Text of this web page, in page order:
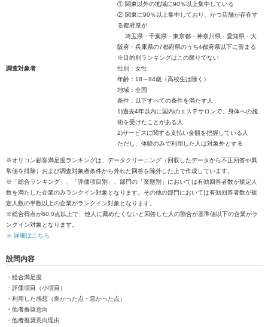
① 関東以外の地域に90％以上集中している
② 関東に90％以上集中しており、かつ店舗が存在す
る都府県が
埼玉県・千葉県・東京都・神奈川県・愛知県・大
阪府・兵庫県の7都府県のうち4都府県以下に留まる
※目的別ランキングはこの限りでない
調査対象者
性別：女性
年齢：18～84歳（高校生は除く）
地域：全国
条件：以下すべての条件を満たす人
1)過去4年以内に国内のエステサロンで、身体への施
術を受けたことがある人
2)サービスに関する支払い金額を把握している人
ただし、体験のみで利用した人は対象外とする
※オリコン顧客満足度ランキングは、データクリーニング（回収したデータから不正回答や異
常値を排除）および調査対象者条件から外れた回答を除外した上で作成しています。
※「総合ランキング」、「評価項目別」、部門の「業態別」においては有効回答者数が規定人
数を満たした企業のみランクイン対象となります。その他の部門においては有効回答者数が規
定人数の半数以上の企業がランクイン対象となります。
※総合得点が60.0点以上で、他人に薦めたくないと回答した人の割合が基準値以下の企業がラ
ンクイン対象となります。
≫ 詳細はこちら
設問内容
・総合満足度
・評価項目（小項目）
・利用した感想（良かった点・悪かった点）
・他者推奨意向
・他者推奨意向理由